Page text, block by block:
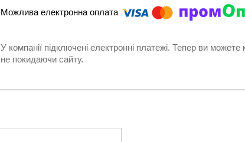
У компанії підключені електронні платежі. Тепер ви
не покидаючи сайту.